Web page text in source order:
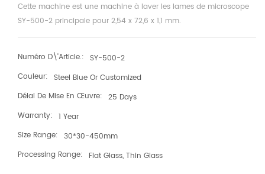
Cette machine est une machine à laver les lames de microscope
SY-500-2 principale pour 2,54 x 72,6 x 1,1 mm.
Numéro D\'article.: SY-500-2
Couleur: Steel Blue Or Customized
Délai De Mise En Œuvre: 25 Days
Warranty: 1 Year
Size Range:
30*30-450mm
Processing Range:
Flat Glass, Thin Glass